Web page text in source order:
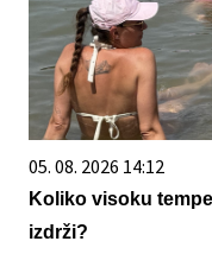
05. 08. 2026 14:12
Koliko visoku
izdrži?